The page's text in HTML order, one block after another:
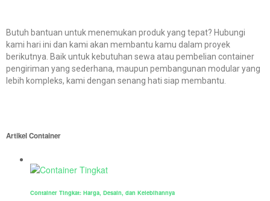
Butuh bantuan untuk menemukan produk yang tepat? Hubungi
kami hari ini dan kami akan membantu kamu dalam proyek
berikutnya. Baik untuk kebutuhan sewa atau pembelian container
pengiriman yang sederhana, maupun pembangunan modular yang
lebih kompleks, kami dengan senang hati siap membantu.
Artikel Container
Container Tingkat: Harga, Desain, dan Kelebihannya